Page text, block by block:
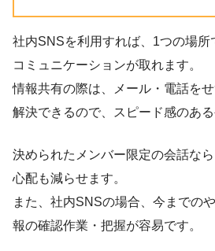
社内SNSを利用すれば、1つの場所
コミュニケーションが取れます。
情報共有の際は、メール・電話を
解決できるので、スピード感のあ
決められたメンバー限定の会話な
心配も減らせます。
また、社内SNSの場合、今までの
報の確認作業・把握が容易です。